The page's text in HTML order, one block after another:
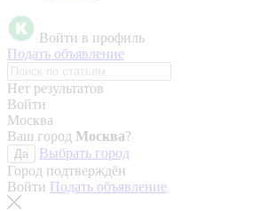
Войти в профиль
Подать объявление
Нет результатов
Войти
Москва
Ваш город Москва?
Да
Выбрать город
Город подтверждён
Войти Подать объявление